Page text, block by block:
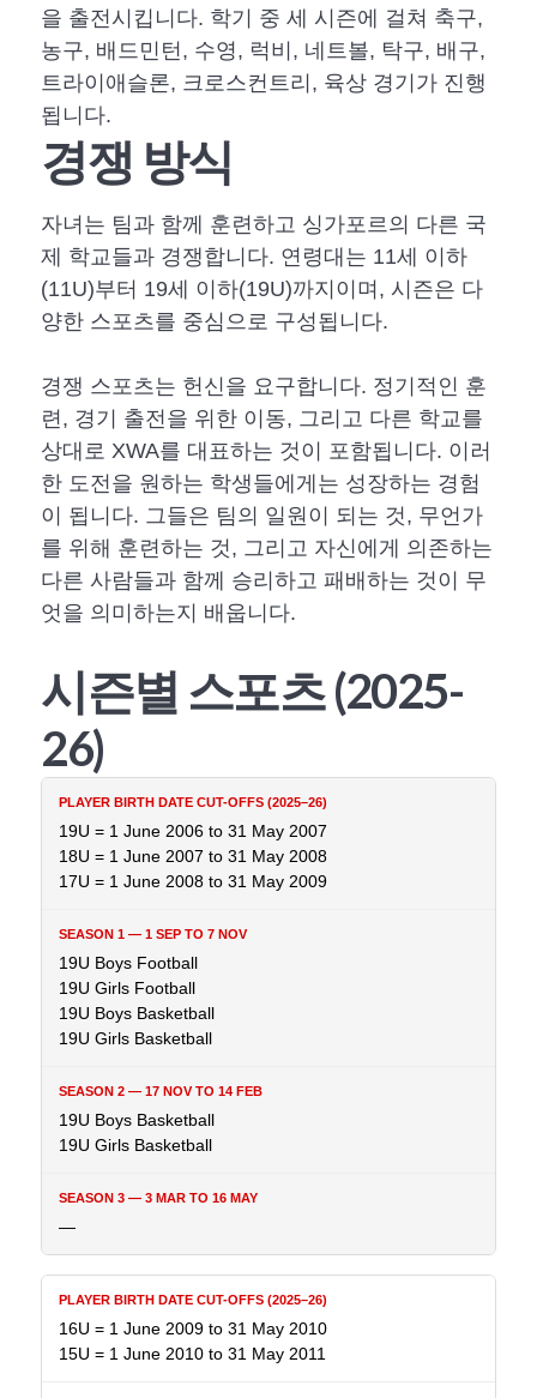
을 출전시킵니다. 학기 중 세 시즌에 걸쳐 축구,
농구, 배드민턴, 수영, 럭비, 네트볼, 탁구, 배구,
트라이애슬론, 크로스컨트리, 육상 경기가 진행
됩니다.
경쟁 방식
자녀는 팀과 함께 훈련하고 싱가포르의 다른 국
제 학교들과 경쟁합니다. 연령대는 11세 이하
(11U)부터 19세 이하(19U)까지이며, 시즌은 다
양한 스포츠를 중심으로 구성됩니다.
경쟁 스포츠는 헌신을 요구합니다. 정기적인 훈
련, 경기 출전을 위한 이동, 그리고 다른 학교를
상대로 XWA를 대표하는 것이 포함됩니다. 이러
한 도전을 원하는 학생들에게는 성장하는 경험
이 됩니다. 그들은 팀의 일원이 되는 것, 무언가
를 위해 훈련하는 것, 그리고 자신에게 의존하는
다른 사람들과 함께 승리하고 패배하는 것이 무
엇을 의미하는지 배웁니다.
시즌별 스포츠 (2025-
26)
19U = 1 June 2006 to 31 May 2007
18U = 1 June 2007 to 31 May 2008
17U = 1 June 2008 to 31 May 2009
19U Boys Football
19U Girls Football
19U Boys Basketball
19U Girls Basketball
19U Boys Basketball
19U Girls Basketball
—
16U = 1 June 2009 to 31 May 2010
15U = 1 June 2010 to 31 May 2011